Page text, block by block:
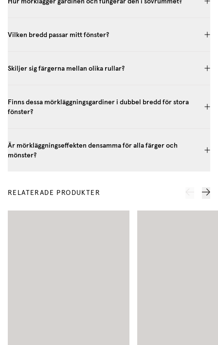
Vilken bredd passar mitt fönster?
Skiljer sig färgerna mellan olika rullar?
Finns dessa mörkläggningsgardiner i dubbel bredd för stora
fönster?
Är mörkläggningseffekten densamma för alla färger och
mönster?
RELATERADE PRODUKTER